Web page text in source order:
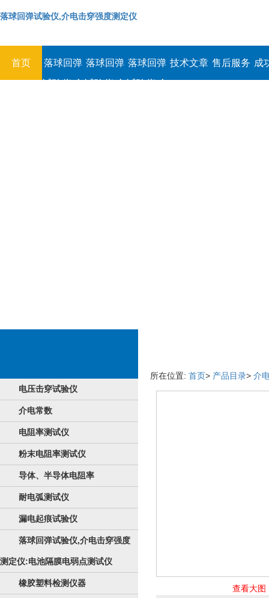
落球回弹试验仪,介电击穿强度测定仪
首页
落球回弹
试验仪,介
落球回弹
试验仪,介
落球回弹
试验仪,介
技术文章 售后服务 成
电压击穿试验仪
介电常数
电阻率测试仪
粉末电阻率测试仪
导体、半导体电阻率
耐电弧测试仪
漏电起痕试验仪
落球回弹试验仪,介电击穿强度
测定仪:电池隔膜电弱点测试仪
橡胶塑料检测仪器
所在位置: 首页> 产品目录> 介
查看大图